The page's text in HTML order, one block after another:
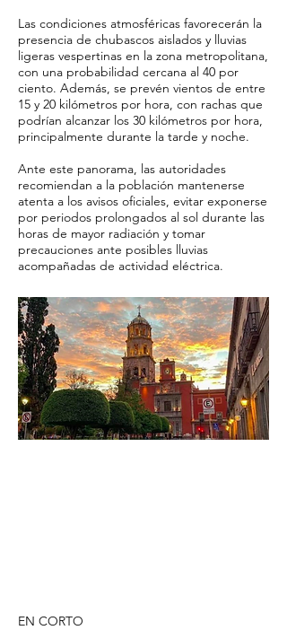
Las condiciones atmosféricas favorecerán la
presencia de chubascos aislados y lluvias
ligeras vespertinas en la zona metropolitana,
con una probabilidad cercana al 40 por
ciento. Además, se prevén vientos de entre
15 y 20 kilómetros por hora, con rachas que
podrían alcanzar los 30 kilómetros por hora,
principalmente durante la tarde y noche.
Ante este panorama, las autoridades
recomiendan a la población mantenerse
atenta a los avisos oficiales, evitar exponerse
por periodos prolongados al sol durante las
horas de mayor radiación y tomar
precauciones ante posibles lluvias
acompañadas de actividad eléctrica.
EN CORTO